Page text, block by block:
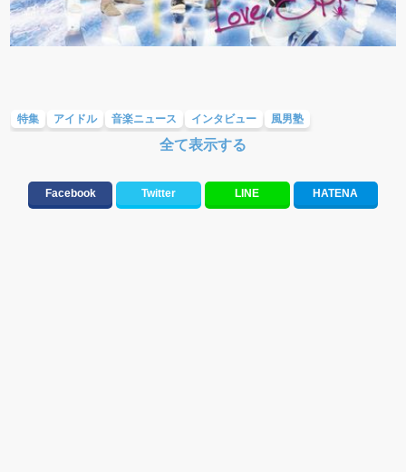
特集 アイドル 音楽ニュース インタビュー 風男塾
全て表示する
Facebook Twitter LINE HATENA